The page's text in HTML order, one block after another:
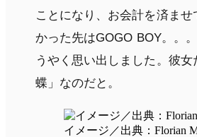
ことになり、お会計を済ませ
かった先はGOGO BOY。。
うやく思い出しました。彼女
蝶」なのだと。
イメージ／出典：Florian